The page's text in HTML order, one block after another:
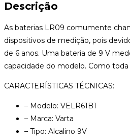
Descrição
As baterias LR09 comumente
dispositivos de medição, pois
de 6 anos. Uma bateria de 9 V
capacidade do modelo. Como
CARACTERÍSTICAS TÉCNICAS:
– Modelo: VELR61B1
– Marca: Varta
– Tipo: Alcalino 9V